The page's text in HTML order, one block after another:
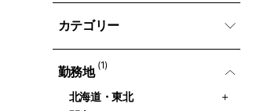
カテゴリー
勤務地 (1)
北海道・東北